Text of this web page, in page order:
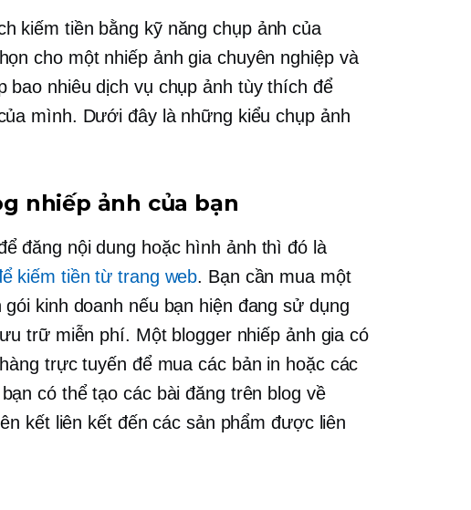
kiếm tiền bằng kỹ năng chụp ảnh của
cho một nhiếp ảnh gia chuyên nghiệp và
bao nhiêu dịch vụ chụp ảnh tùy thích để
mình. Dưới đây là những kiểu chụp ảnh
nhiếp ảnh của bạn
đăng nội dung hoặc hình ảnh thì đó là
kiếm tiền từ trang web. Bạn cần mua một
kinh doanh nếu bạn hiện đang sử dụng
trữ miễn phí. Một blogger nhiếp ảnh gia có
trực tuyến để mua các bản in hoặc các
có thể tạo các bài đăng trên blog về
kết liên kết đến các sản phẩm được liên